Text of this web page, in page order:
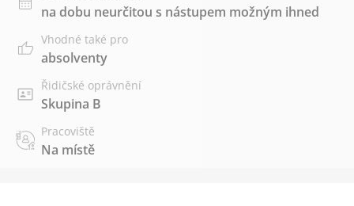
na dobu neurčitou s nástupem možným ihned
Vhodné také pro
absolventy
Řidičské oprávnění
Skupina B
Pracoviště
Na místě